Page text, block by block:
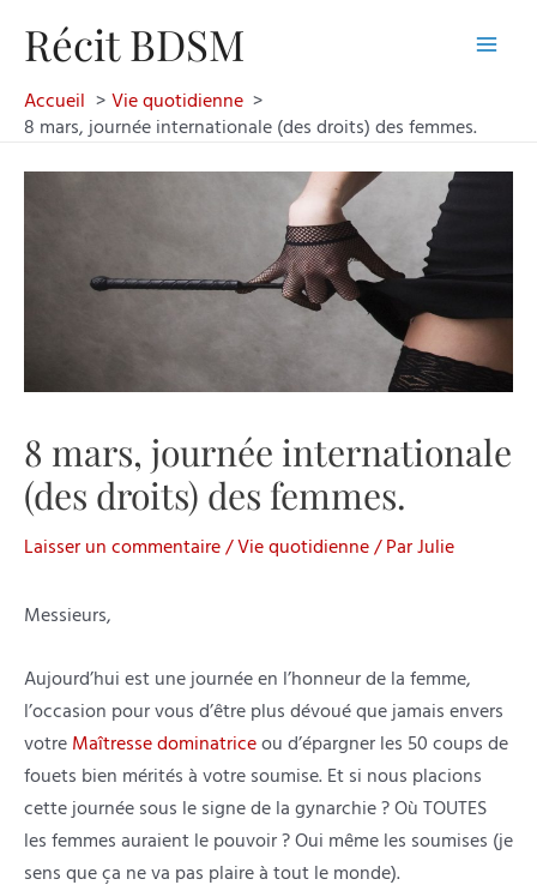
Récit BDSM
Accueil
Vie quotidienne
8 mars, journée internationale (des droits) des femmes.
8 mars, journée internationale
(des droits) des femmes.
Laisser un commentaire/Vie quotidienne/ ParJulie
Messieurs,
Aujourd’hui est une journée en l’honneur de la femme,
l’occasion pour vous d’être plus dévoué que jamais envers
votreMaîtresse dominatriceou d’épargner les 50 coups de
fouets bien mérités à votre soumise. Et si nous placions
cette journée sous le signe de la gynarchie ? Où TOUTES
les femmes auraient le pouvoir ? Oui même les soumises (je
sens que ça ne va pas plaire à tout le monde).